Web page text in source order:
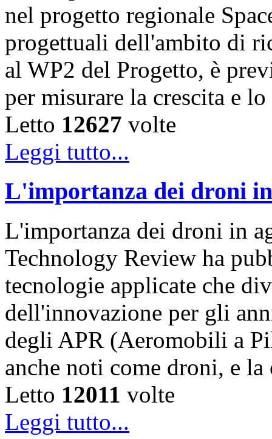
nel progetto regionale
progettuali dell'ambito di
al WP2 del Progetto, è
per misurare la crescita e
Letto 12627 volte
Leggi tutto...
L'importanza dei droni
L'importanza dei droni in
Technology Review ha
tecnologie applicate che
dell'innovazione per gli
degli APR (Aeromobili a
anche noti come droni, e
Letto 12011 volte
Leggi tutto...